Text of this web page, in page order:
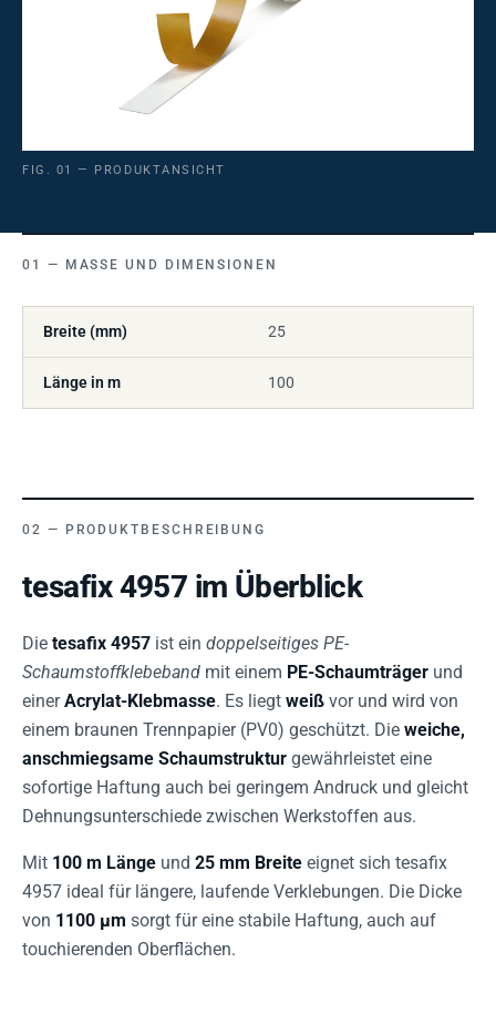
FIG. 01 — PRODUKTANSICHT
MASSE UND DIMENSIONEN
Breite (mm) 25
Länge in m 100
PRODUKTBESCHREIBUNG
tesafix 4957 im Überblick
Die tesafix 4957 ist ein doppelseitiges PE-
Schaumstoffklebeband mit einem PE-Schaumträger und
einerAcrylat-Klebmasse. Es liegt weiß vor und wird von
einem braunen Trennpapier (PV0) geschützt. Die weiche,
anschmiegsame Schaumstruktur gewährleistet eine
sofortige Haftung auch bei geringem Andruck und gleicht
Dehnungsunterschiede zwischen Werkstoffen aus.
Mit 100 m Länge und 25 mm Breite eignet sich tesafix
4957 ideal für längere, laufende Verklebungen. Die Dicke
von 1100 µm sorgt für eine stabile Haftung, auch auf
touchierenden Oberflächen.